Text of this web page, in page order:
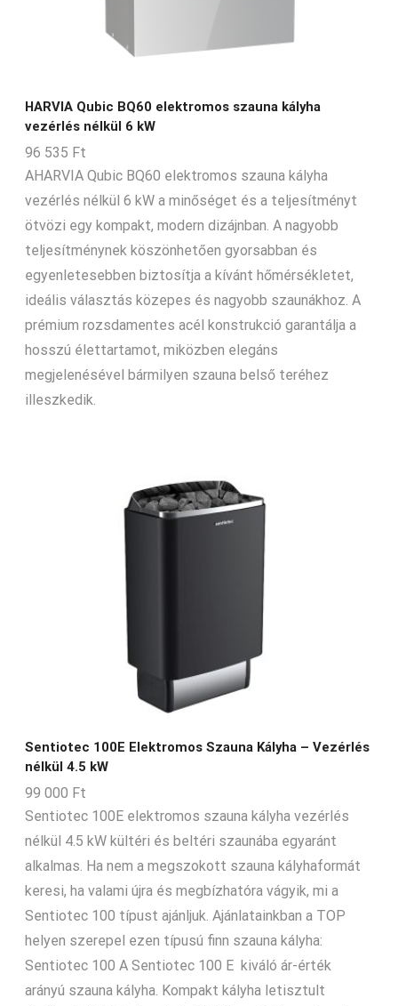
HARVIA Qubic BQ60 elektromos szauna kályha
vezérlés nélkül 6 kW
96 535 Ft
AHARVIA Qubic BQ60 elektromos szauna kályha
vezérlés nélkül 6 kW a minőséget és a teljesítményt
ötvözi egy kompakt, modern dizájnban. A nagyobb
teljesítménynek köszönhetően gyorsabban és
egyenletesebben biztosítja a kívánt hőmérsékletet,
ideális választás közepes és nagyobb szaunákhoz. A
prémium rozsdamentes acél konstrukció garantálja a
hosszú élettartamot, miközben elegáns
megjelenésével bármilyen szauna belső teréhez
illeszkedik.
Sentiotec 100E Elektromos Szauna Kályha – Vezérlés
nélkül 4.5 kW
99 000 Ft
Sentiotec 100E elektromos szauna kályha vezérlés
nélkül 4.5 kW kültéri és beltéri szaunába egyaránt
alkalmas. Ha nem a megszokott szauna kályhaformát
keresi, ha valami újra és megbízhatóra vágyik, mi a
Sentiotec 100 típust ajánljuk. Ajánlatainkban a TOP
helyen szerepel ezen típusú finn szauna kályha:
Sentiotec 100 A Sentiotec 100 E kiváló ár-érték
arányú szauna kályha. Kompakt kályha letisztult